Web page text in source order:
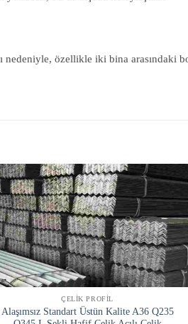
özellikle iki bina arasındaki
ÇELIK PROFIL
Alaşımsız Standart Üstün Kalite A36 Q235